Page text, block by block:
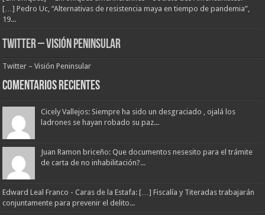
[…] Pedro Uc, “Alternativas de resistencia maya en tiempo de pandemia”,
19...
Twitter – Visión Peninsular
Twitter – Visión Peninsular
Comentarios Recientes
Cicely Vallejos: Siempre ha sido un desgraciado , ojalá los
ladrones se hayan robado su paz...
Juan Ramon briceño: Que documentos nesesito para el trámite
de carta de no inhabilitación?...
Edward Leal Franco - Caras de la Estafa: […] Fiscalía y Titeradas trabajarán
conjuntamente para prevenir el delito...